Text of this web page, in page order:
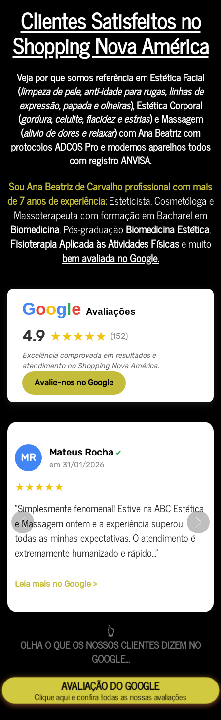
Clientes Satisfeitos no
Shopping Nova América
Veja por que somos referência em Estética Facial
(limpeza de pele, anti-idade para rugas, linhas de
expressão, papada e olheiras), Estética Corporal
(gordura, celulite, flacidez e estrias) e Massagem
(alivio de dores e relaxar) com Ana Beatriz com
protocolos ADCOS Pro e modernos aparelhos todos
com registro ANVISA.
Sou Ana Beatriz de Carvalho profissional com mais
de 7 anos de experiência:Esteticista, Cosmetóloga e
Massoterapeuta com formação em Bacharel em
Biomedicina, Pós-graduaçãoBiomedicina Estética,
Fisioterapia Aplicada às Atividades Físicase muito
bem avaliada no Google.
Google Avaliações
4.9 ★★★★★ (152)
Excelência comprovada em resultados e
atendimento no Shopping Nova América.
Avalie-nos no Google
MR Mateus Rocha ✔
em 31/01/2026
★★★★★
"Simplesmente fenomenal! Estive na ABC Estética
e Massagem ontem e a experiência superou
todas as minhas expectativas. O atendimento é
extremamente humanizado e rápido..."
Leia mais no Google >
Previous
👆
OLHA O QUE OS NOSSOS CLIENTES DIZEM NO
GOOGLE...
AVALIAÇÃO DO GOOGLE
Clique aqui e confira todas as nossas avaliações